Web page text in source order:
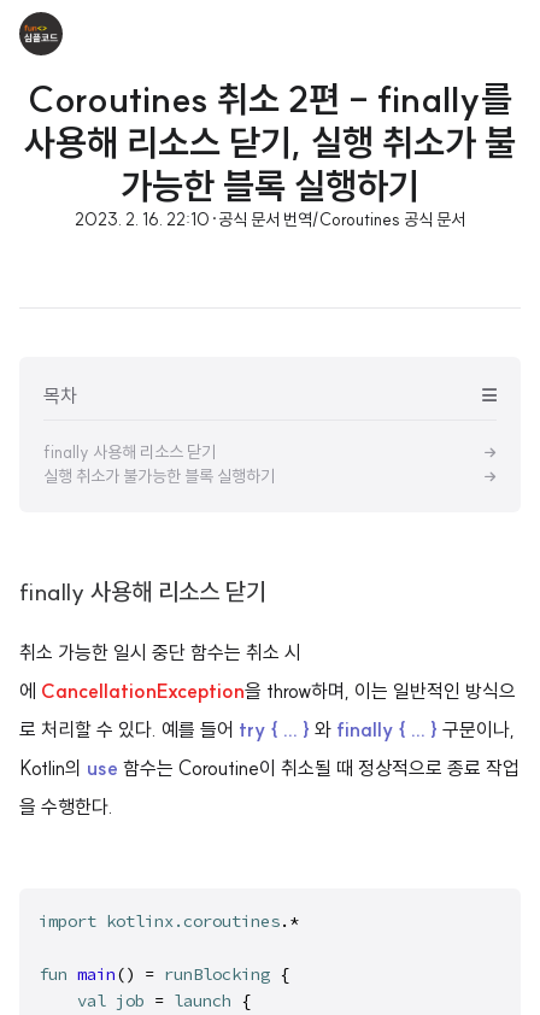
Coroutines 취소 2편 - finally를
사용해 리소스 닫기, 실행 취소가 불
가능한 블록 실행하기
2023. 2. 16. 22:10 ·공식 문서 번역/Coroutines 공식 문서
목차
finally 사용해 리소스 닫기
실행 취소가 불가능한 블록 실행하기
finally 사용해 리소스 닫기
취소 가능한 일시 중단 함수는 취소 시
에 CancellationException을 throw하며, 이는 일반적인 방식으
로 처리할 수 있다. 예를 들어 try { ... } 와 finally { ... } 구문이나,
Kotlin의 use 함수는 Coroutine이 취소될 때 정상적으로 종료 작업
을 수행한다.
import kotlinx.coroutines.*
fun main() = runBlocking {
val job = launch {